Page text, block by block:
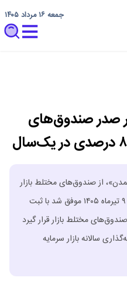
جمعه ۱۶ مرداد ۱۴۰۵
صدر صندوق‌های
از صندوق‌های مختلط بازار
سرمایه، در عملکرد یک‌ساله منتهی به ۹ تیرماه ۱۴۰۵ موفق شد با ثبت
مختلط بازار قرار گیرد
سالانه بازار سرمایه